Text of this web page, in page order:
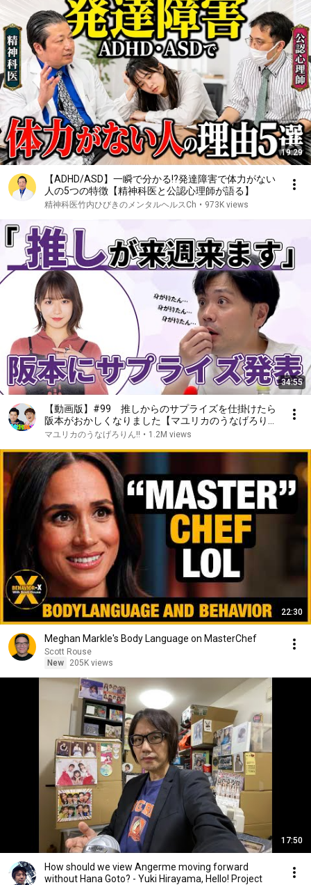
19:29
【ADHD/ASD】一瞬で分かる!?発達障害で体力がない
人の5つの特徴【精神科医と公認心理師が語る】
精神科医竹内ひびきのメンタルヘルスCh • 973K views
34:55
【動画版】#99 推しからのサプライズを仕掛けたら
阪本がおかしくなりました【マユリカのうなげろり
ん！！】
マユリカのうなげろりん!! • 1.2M views
22:30
Meghan Markle's Body Language on MasterChef
Scott Rouse
New
205K views
17:50
How should we view Angerme moving forward
without Hana Goto? - Yuki Hirayama, Hello! Project